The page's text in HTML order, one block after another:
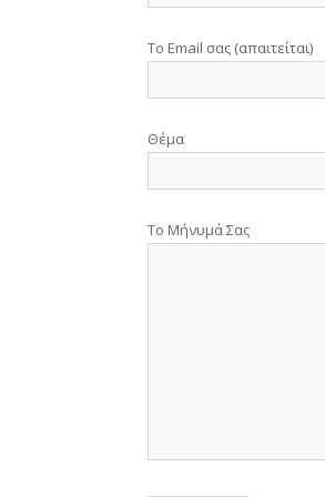
Το Email σας (απαιτείται)
Θέμα
Το Μήνυμά Σας